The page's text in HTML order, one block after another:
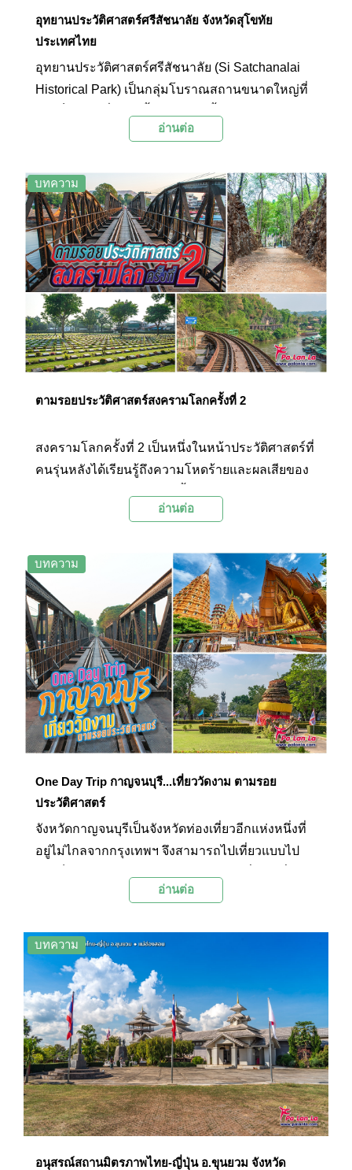
อุทยานประวัติศาสตร์ศรีสัชนาลัย จังหวัดสุโขทัย
ประเทศไทย
อุทยานประวัติศาสตร์ศรีสัชนาลัย (Si Satchanalai
Historical Park) เป็นกลุ่มโบราณสถานขนาดใหญ่ที่
ที่ 6 และเป็นเมืองที่มีความรุ่งเรืองเป็นอย่างมากใน
ศตวรรษที่ 16-18 ก่อนจะถูกทิ้งร้างไปในช่วงคาบ
เกี่ยวระหว่างสมัยกรุงศรีอยุธยาตอนปลายกับสมัยกรุง
รัตนโกสินทร์ตอนต้น เมืองแห่งนี้จึงเต็มไปด้วย
โบราณสถานอันทรงคุณค่าทางด้านสถาปัตยกรรม
และศิลปกรรม ซึ่งควรค่าแก่การเที่ยวชมศึกษาของ
ชนรุ่นหลังเป็นอย่างมาก
อ่านต่อ
บทความ
ตามรอยประวัติศาสตร์สงครามโลกครั้งที่ 2
สงครามโลกครั้งที่ 2 เป็นหนึ่งในหน้าประวัติศาสตร์ที่
คนรุ่นหลังได้เรียนรู้ถึงความโหดร้ายและผลเสียของ
และความสงบสุขอีกด้วย สำหรับในประเทศไทยนั้นก็
อยู่มากมาย โดยเฉพาะในจังหวัดกาญจนบุรีซึ่งเป็น
พื้นที่ที่อยู่ในเส้นทางการสร้างทางรถไฟสายมรณะ
วันนี้ทาง Palanla จึงขอพาทุกท่านไปท่องเที่ยวตาม
รอยประวัติศาสตร์สงครามโลกครั้งที่ 2 กันที่สถานที่
ที่เป็นที่สุดของเส้นทางรถไฟสายมรณะในจังหวัด
กาญจนบุรีกันในทริปนี้
อ่านต่อ
บทความ
One Day Trip กาญจนบุรี...เที่ยววัดงาม ตามรอย
ประวัติศาสตร์
จังหวัดกาญจนบุรีเป็นจังหวัดท่องเที่ยวอีกแห่งหนึ่งที่
อยู่ไม่ไกลจากกรุงเทพฯ จึงสามารถไปเที่ยวแบบไป
หลายแห่งให้เที่ยวชม โดยเฉพาะวัดวาอารามและ
นี้ทาง Palanla จะพาทุกท่านไปเที่ยวยัง 3 สถานที่ท่อง
เที่ยวในจังหวัดกาญจนบุรีแบบวันเดย์ทริป โดยแต่ละ
สถานที่นั้นได้รับความนิยมจากนักท่องเที่ยวเป็นอย่าง
มาก โดยจะมีที่ไหนบ้างนั้นไปชมกันเลยค่ะ
อ่านต่อ
บทความ
อนุสรณ์สถานมิตรภาพไทย-ญี่ปุ่น อ.ขุนยวม จังหวัด